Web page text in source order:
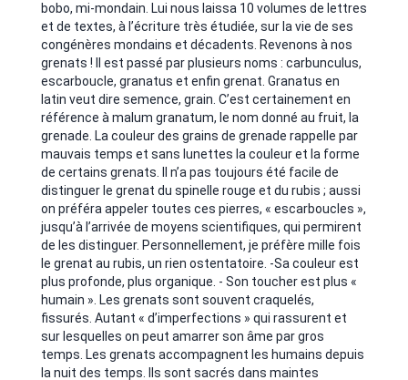
bobo, mi-mondain. Lui nous laissa 10 volumes de lettres
et de textes, à l’écriture très étudiée, sur la vie de ses
congénères mondains et décadents. Revenons à nos
grenats ! Il est passé par plusieurs noms : carbunculus,
escarboucle, granatus et enfin grenat. Granatus en
latin veut dire semence, grain. C’est certainement en
référence à malum granatum, le nom donné au fruit, la
grenade. La couleur des grains de grenade rappelle par
mauvais temps et sans lunettes la couleur et la forme
de certains grenats. Il n’a pas toujours été facile de
distinguer le grenat du spinelle rouge et du rubis ; aussi
on préféra appeler toutes ces pierres, « escarboucles »,
jusqu’à l’arrivée de moyens scientifiques, qui permirent
de les distinguer. Personnellement, je préfère mille fois
le grenat au rubis, un rien ostentatoire. -Sa couleur est
plus profonde, plus organique. - Son toucher est plus «
humain ». Les grenats sont souvent craquelés,
fissurés. Autant « d’imperfections » qui rassurent et
sur lesquelles on peut amarrer son âme par gros
temps. Les grenats accompagnent les humains depuis
la nuit des temps. Ils sont sacrés dans maintes